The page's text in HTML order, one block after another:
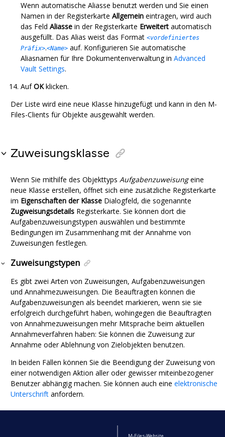
Wenn automatische Aliasse benutzt werden und Sie einen
Namen in der Registerkarte Allgemein eintragen, wird auch
das Feld Aliasse in der Registerkarte Erweitert automatisch
ausgefüllt. Das Alias weist das Format <vordefiniertes
Präfix>.<Name> auf. Konfigurieren Sie automatische
Aliasnamen für Ihre Dokumentenverwaltung in Advanced
Vault Settings.
AufOKklicken.
Der Liste wird eine neue Klasse hinzugefügt und kann in den M-
Files-Clients für Objekte ausgewählt werden.
Zuweisungsklasse
Wenn Sie mithilfe des Objekttyps Aufgabenzuweisungeine
neue Klasse erstellen, öffnet sich eine zusätzliche Registerkarte
im Eigenschaften der Klasse Dialogfeld, die sogenannte
Zugweisungsdetails Registerkarte. Sie können dort die
Aufgabenzuweisungstypen auswählen und bestimmte
Bedingungen im Zusammenhang mit der Annahme von
Zuweisungen festlegen.
Zuweisungstypen
Es gibt zwei Arten von Zuweisungen, Aufgabenzuweisungen
und Annahmezuweisungen. Die Beauftragten können die
Aufgabenzuweisungen als beendet markieren, wenn sie sie
erfolgreich durchgeführt haben, wohingegen die Beauftragten
von Annahmezuweisungen mehr Mitsprache beim aktuellen
Annahmeverfahren haben: Sie können die Zuweisung zur
Annahme oder Ablehnung von Zielobjekten benutzen.
In beiden Fällen können Sie die Beendigung der Zuweisung von
einer notwendigen Aktion aller oder gewisser miteinbezogener
Benutzer abhängig machen. Sie können auch eine elektronische
Unterschrift anfordern.